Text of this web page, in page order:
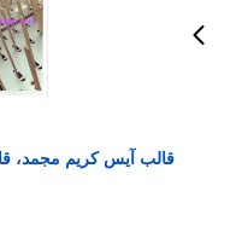
قالب آيس كريم مجمد،